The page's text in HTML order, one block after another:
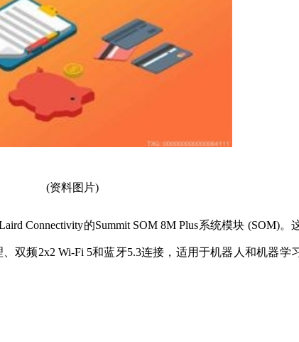
(资料图片)
Connectivity的Summit SOM 8M Plus系统模块 (SOM)。
双频2x2 Wi-Fi 5和蓝牙5.3连接，适用于机器人和机器学